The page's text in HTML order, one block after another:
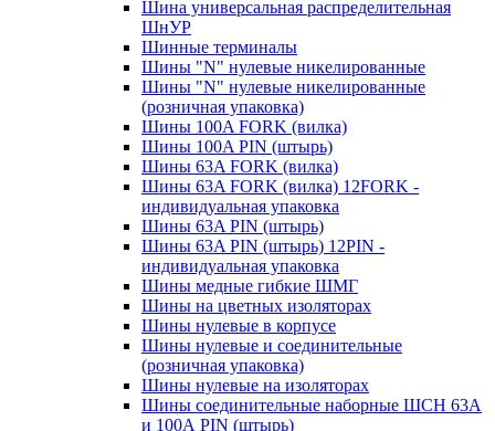
Шина универсальная распределительная
ШнУР
Шинные терминалы
Шины "N" нулевые никелированные
Шины "N" нулевые никелированные
(розничная упаковка)
Шины 100A FORK (вилка)
Шины 100A PIN (штырь)
Шины 63A FORK (вилка)
Шины 63A FORK (вилка) 12FORK -
индивидуальная упаковка
Шины 63A PIN (штырь)
Шины 63A PIN (штырь) 12PIN -
индивидуальная упаковка
Шины медные гибкие ШМГ
Шины на цветных изоляторах
Шины нулевые в корпусе
Шины нулевые и соединительные
(розничная упаковка)
Шины нулевые на изоляторах
Шины соединительные наборные ШСН 63A
и 100А PIN (штырь)